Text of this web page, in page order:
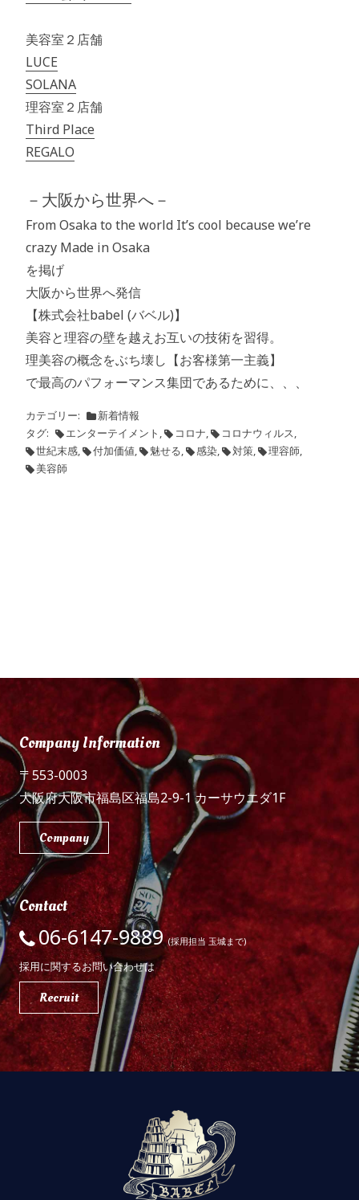
美容室２店舗
LUCE
SOLANA
理容室２店舗
Third Place
REGALO
－大阪から世界へ－
From Osaka to the world It’s cool because we’re
crazy Made in Osaka
を掲げ
大阪から世界へ発信
【株式会社babel (バベル)】
美容と理容の壁を越えお互いの技術を習得。
理美容の概念をぶち壊し【お客様第一主義】
で最高のパフォーマンス集団であるために、、、
カテゴリー
新着情報
タグ
エンターテイメント , コロナ, コロナウィルス,
世紀末感, 付加価値, 魅せる, 感染, 対策, 理容師,
美容師
Company Information
〒553-0003
大阪府大阪市福島区福島2-9-1 カーサウエダ1F
Company
Contact
06-6147-9889 (採用担当 玉城まで)
採用に関するお問い合わせは
Recruit